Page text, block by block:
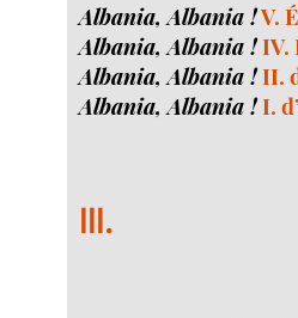
Albania, Albania !V.
Albania, Albania !IV.
Albania, Albania !II.
Albania, Albania !I.
III.